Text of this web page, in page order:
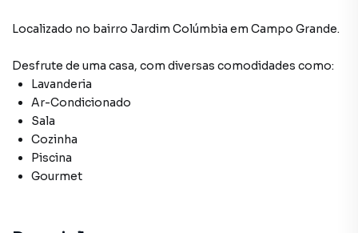
Localizado no bairro Jardim Colúmbia em Campo Grande.
Desfrute de uma casa, com diversas comodidades como:
Lavanderia
Ar-Condicionado
Sala
Cozinha
Piscina
Gourmet